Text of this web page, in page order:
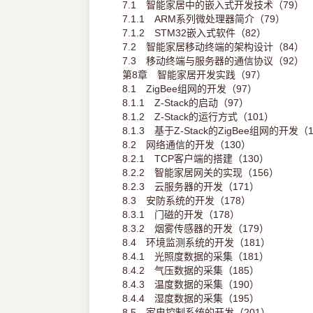
7.1 智能家居中的嵌入式开发技术（79）
7.1.1 ARM系列微处理器简介（79）
7.1.2 STM32嵌入式软件（82）
7.2 智能家居移动终端的架构设计（84）
7.3 移动终端与服务器的通信协议（92）
第8章 智能家居开发实践（97）
8.1 ZigBee组网的开发（97）
8.1.1 Z-Stack的启动（97）
8.1.2 Z-Stack的运行方式（101）
8.1.3 基于Z-Stack的ZigBee组网的开发（
8.2 网络通信的开发（130）
8.2.1 TCP客户端的搭建（130）
8.2.2 智能家居网关的实现（156）
8.2.3 云服务器的开发（171）
8.3 安防系统的开发（178）
8.3.1 门磁的开发（178）
8.3.2 烟雾传感器的开发（179）
8.4 环境监测系统的开发（181）
8.4.1 光照度数据的采集（181）
8.4.2 气压数据的采集（185）
8.4.3 温度数据的采集（190）
8.4.4 湿度数据的采集（195）